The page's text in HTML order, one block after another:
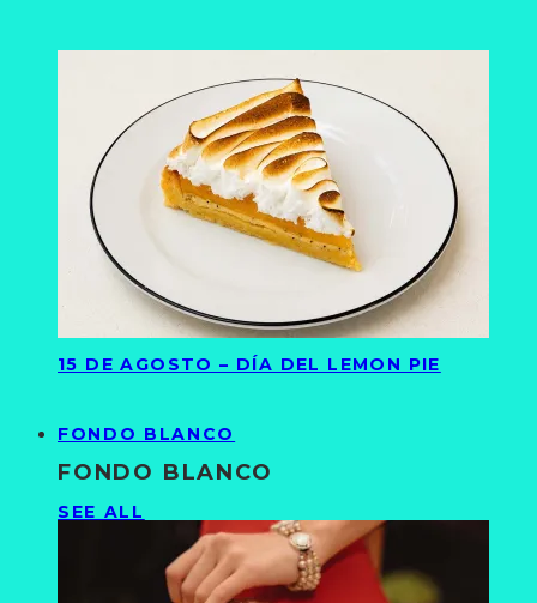
15 DE AGOSTO – DÍA DEL LEMON PIE
FONDO BLANCO
FONDO BLANCO
SEE ALL